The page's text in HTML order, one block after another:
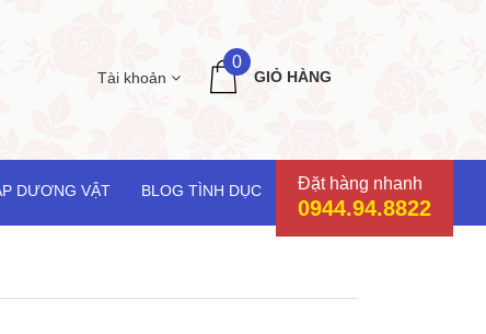
Tài khoản
0
GIỎ HÀNG
DƯƠNG VẬT BLOG TÌNH DỤC Đặt hàng nhanh
0944.94.8822